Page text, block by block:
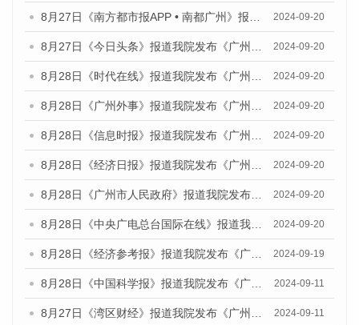
8月27日《南方都市报APP • 南都广州》报道我院与社会科学文献出版社联合发布《广州蓝皮书：广州创新型城市发展报告（2024）》的媒体文章 2024-09-20
8月27日《今日头条》报道我院发布《广州蓝皮书：广州创新型城市发展报告（2024）》的媒体文章 2024-09-20
8月28日《时代在线》报道我院发布《广州蓝皮书：广州城市国际化发展报告（2024）》的媒体文章 2024-09-20
8月28日《广州外事》报道我院发布《广州蓝皮书：广州城市国际化发展报告（2024）》的媒体文章 2024-09-20
8月28日《信息时报》报道我院发布《广州蓝皮书：广州城市国际化发展报告（2024）》的媒体文章 2024-09-20
8月28日《经济日报》报道我院发布《广州蓝皮书：广州城市国际化发展报告（2024）》的媒体文章 2024-09-20
8月28日《广州市人民政府》报道我院发布《广州蓝皮书：广州城市国际化发展报告（2024）》的媒体文章 2024-09-20
8月28日《中央广电总台国际在线》报道我院发布《广州蓝皮书：广州城市国际化发展报告（2024）》的媒体文章 2024-09-20
8月28日《经济参考报》报道我院发布《广州蓝皮书：广州城市国际化发展报告（2024）》的媒体文章 2024-09-19
8月28日《中国科学报》报道我院发布《广州蓝皮书：广州城市国际化发展报告（2024）》的媒体文章 2024-09-11
8月27日《湾区财经》报道我院发布《广州蓝皮书：广州城市国际化发展报告（2024）》的媒体文章 2024-09-11